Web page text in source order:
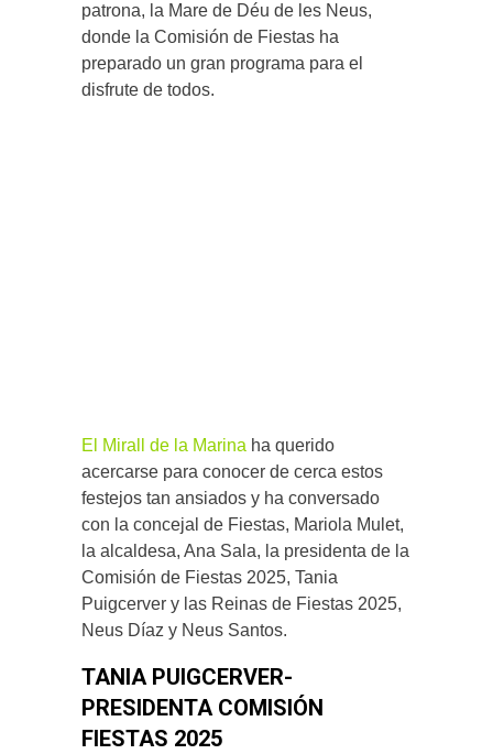
patrona, la Mare de Déu de les Neus,
donde la Comisión de Fiestas ha
preparado un gran programa para el
disfrute de todos.
El Mirall de la Marina ha querido
acercarse para conocer de cerca estos
festejos tan ansiados y ha conversado
con la concejal de Fiestas, Mariola Mulet,
la alcaldesa, Ana Sala, la presidenta de la
Comisión de Fiestas 2025, Tania
Puigcerver y las Reinas de Fiestas 2025,
Neus Díaz y Neus Santos.
TANIA PUIGCERVER-
PRESIDENTA COMISIÓN
FIESTAS 2025